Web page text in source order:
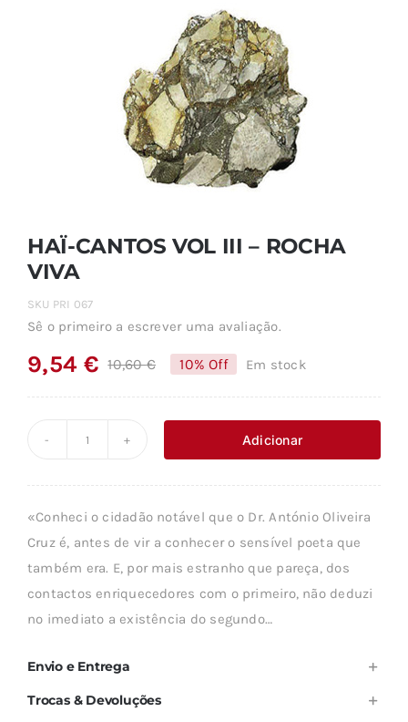
HAÏ-CANTOS VOL III – ROCHA
VIVA
SKU PRI 067
Sê o primeiro a escrever uma avaliação.
10,60€O
original
era:
9,54 €
O
é:
10% Off Em stock
Adicionar
«Conheci o cidadão notável que o Dr. António Oliveira
Cruz é, antes de vir a conhecer o sensível poeta que
também era. E, por mais estranho que pareça, dos
contactos enriquecedores com o primeiro, não deduzi
no imediato a existência do segundo…
Envio e Entrega
Trocas & Devoluções